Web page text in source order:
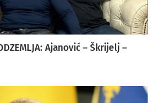
Ajanović – Škrijelj –